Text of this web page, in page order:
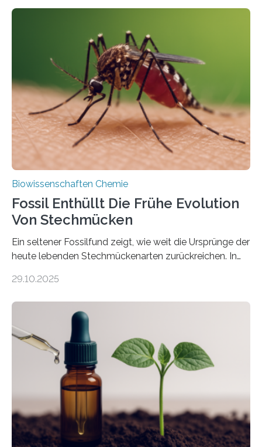
Grünalgen, die vor Hunderten von Millionen Jahren
lebten. Unter den Vorfahren sticht eine Gruppe heraus,
die noch heute in der Natur vorkommt: die
Süßwasseralge Coleochaetophyceae. Einige Arten
dieser Gruppe bilden aus Zellfäden dichte Geflechte
mit scheibenförmiger Gestalt. Was auffällig ist: Die
nächsten…
Biowissenschaften Chemie
Fossil Enthüllt Die Frühe Evolution
Von Stechmücken
Ein seltener Fossilfund zeigt, wie weit die Ursprünge der
heute lebenden Stechmückenarten zurückreichen. In
Forschende die bisher älteste bekannte Stechmücken-
Region Kachin in Myanmar und hat sich in
ausgezeichnetem Zustand erhalten. Es konnte als neue
Art einer neuen Gattung beschrieben werden und trägt
nun den Namen Cretosabethes primaevus. Dieser erste
fossile Nachweis einer Stechmückenlarve in Bernstein
stellt gleichzeitig den ersten Fossilfund einer
Mückenlarve aus dem Mesozoikum dar, denn…
29.10.2025